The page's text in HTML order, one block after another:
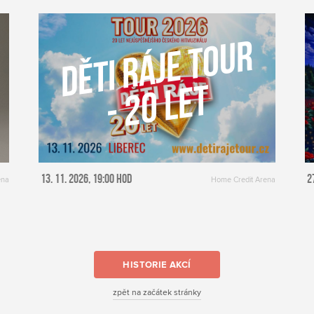
D
Ě
TI
R
Á
J
E
T
O
U
R
-
2
0
L
E
T
Více o akci
13. 11. 2026, 19:00 HOD Home Credit Arena
HISTORIE AKCÍ
zpět na začátek stránky